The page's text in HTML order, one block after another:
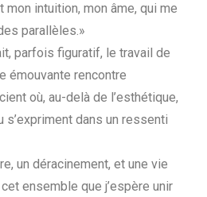
mon intuition, mon âme, qui me
parallèles.»
parfois figuratif, le travail de
émouvante rencontre
où, au-delà de l’esthétique,
dans un ressenti
un déracinement, et une vie
ensemble que j’espère unir